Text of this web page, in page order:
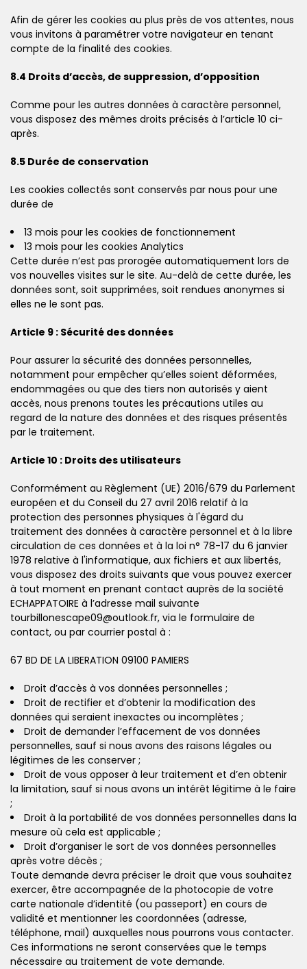
Afin de gérer les cookies au plus près de vos attentes, nous
vous invitons à paramétrer votre navigateur en tenant
compte de la finalité des cookies.
8.4 Droits d’accès, de suppression, d’opposition
Comme pour les autres données à caractère personnel,
vous disposez des mêmes droits précisés à l’article 10 ci-
après.
8.5 Durée de conservation
Les cookies collectés sont conservés par nous pour une
durée de
13 mois pour les cookies de fonctionnement
13 mois pour les cookies Analytics
Cette durée n’est pas prorogée automatiquement lors de
vos nouvelles visites sur le site. Au-delà de cette durée, les
données sont, soit supprimées, soit rendues anonymes si
elles ne le sont pas.
Article 9 : Sécurité des données
Pour assurer la sécurité des données personnelles,
notamment pour empêcher qu’elles soient déformées,
endommagées ou que des tiers non autorisés y aient
accès, nous prenons toutes les précautions utiles au
regard de la nature des données et des risques présentés
par le traitement.
Article 10 : Droits des utilisateurs
Conformément au Règlement (UE) 2016/679 du Parlement
européen et du Conseil du 27 avril 2016 relatif à la
protection des personnes physiques à l'égard du
traitement des données à caractère personnel et à la libre
circulation de ces données et à la loi n° 78-17 du 6 janvier
1978 relative à l'informatique, aux fichiers et aux libertés,
vous disposez des droits suivants que vous pouvez exercer
à tout moment en prenant contact auprès de la société
ECHAPPATOIRE à l’adresse mail suivante
tourbillonescape09@outlook.fr, via le formulaire de
contact, ou par courrier postal à :
67 BD DE LA LIBERATION 09100 PAMIERS
Droit d’accès à vos données personnelles ;
Droit de rectifier et d’obtenir la modification des
données qui seraient inexactes ou incomplètes ;
Droit de demander l’effacement de vos données
personnelles, sauf si nous avons des raisons légales ou
légitimes de les conserver ;
Droit de vous opposer à leur traitement et d’en obtenir
la limitation, sauf si nous avons un intérêt légitime à le faire
;
Droit à la portabilité de vos données personnelles dans la
mesure où cela est applicable ;
Droit d’organiser le sort de vos données personnelles
après votre décès ;
Toute demande devra préciser le droit que vous souhaitez
exercer, être accompagnée de la photocopie de votre
carte nationale d’identité (ou passeport) en cours de
validité et mentionner les coordonnées (adresse,
téléphone, mail) auxquelles nous pourrons vous contacter.
Ces informations ne seront conservées que le temps
nécessaire au traitement de vote demande.